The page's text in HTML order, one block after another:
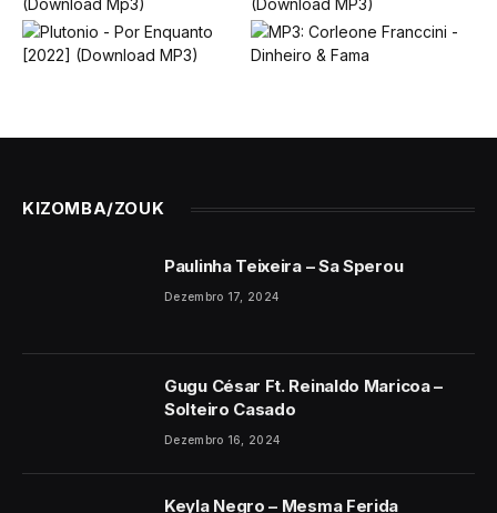
KIZOMBA/ZOUK
Paulinha Teixeira – Sa Sperou
Dezembro 17, 2024
Gugu César Ft. Reinaldo Maricoa –
Solteiro Casado
Dezembro 16, 2024
Keyla Negro – Mesma Ferida